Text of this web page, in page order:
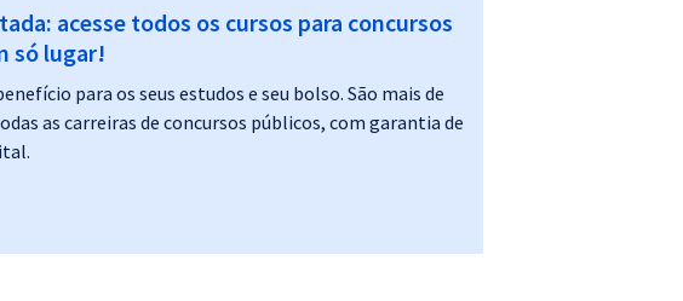
R$ 15,82
ou R$ 189,80 à vista
acesse todos os cursos para concursos
só lugar!
para os seus estudos e seu bolso. São mais de
as carreiras de concursos públicos, com garantia de